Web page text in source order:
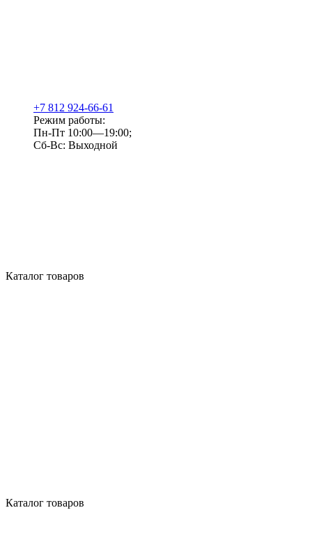
+7 812 924-66-61
Режим работы:
Пн-Пт 10:00—19:00;
Сб-Вс: Выходной
Каталог товаров
Каталог товаров